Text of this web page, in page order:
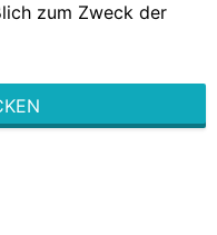
zum Zweck der